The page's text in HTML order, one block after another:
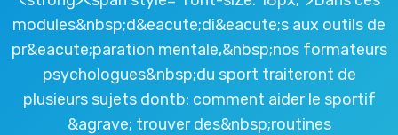
modules&nbsp;d&eacute;di&eacute;s aux outils de
pr&eacute;paration mentale,&nbsp;nos formateurs
psychologues&nbsp;du sport traiteront de
plusieurs sujets dontb: comment aider le sportif
&agrave; trouver des&nbsp;routines